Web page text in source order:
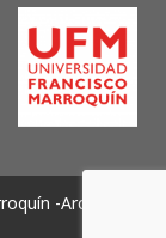
-Archivos